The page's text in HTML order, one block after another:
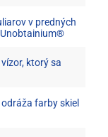
v predných
ktorý sa
farby skiel